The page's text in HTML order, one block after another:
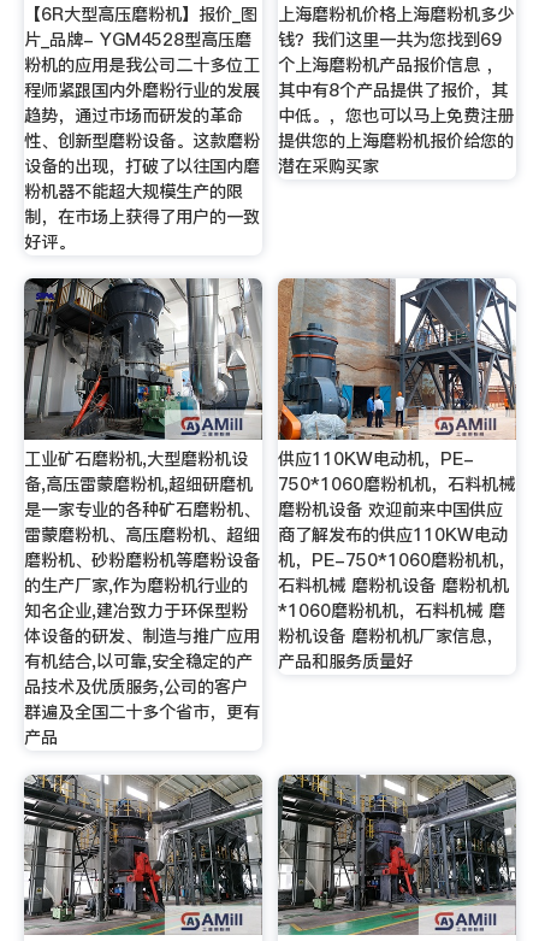
【6R大型高压磨粉机】报价_图
片_品牌- YGM4528型高压磨
粉机的应用是我公司二十多位工
程师紧跟国内外磨粉行业的发展
趋势，通过市场而研发的革命
性、创新型磨粉设备。这款磨粉
设备的出现，打破了以往国内磨
粉机器不能超大规模生产的限
制，在市场上获得了用户的一致
好评。
上海磨粉机价格上海磨粉机多少
钱？我们这里一共为您找到69
个上海磨粉机产品报价信息 ，
其中有8个产品提供了报价，其
中低。，您也可以马上免费注册
提供您的上海磨粉机报价给您的
潜在采购买家
工业矿石磨粉机,大型磨粉机设
备,高压雷蒙磨粉机,超细研磨机
是一家专业的各种矿石磨粉机、
雷蒙磨粉机、高压磨粉机、超细
磨粉机、砂粉磨粉机等磨粉设备
的生产厂家,作为磨粉机行业的
知名企业,建冶致力于环保型粉
体设备的研发、制造与推广应用
有机结合,以可靠,安全稳定的产
品技术及优质服务,公司的客户
群遍及全国二十多个省市，更有
产品
供应110KW电动机，PE-
750*1060磨粉机机，石料机械
磨粉机设备 欢迎前来中国供应
商了解发布的供应110KW电动
机，PE-750*1060磨粉机机，
石料机械 磨粉机设备 磨粉机机
*1060磨粉机机，石料机械 磨
粉机设备 磨粉机机厂家信息，
产品和服务质量好